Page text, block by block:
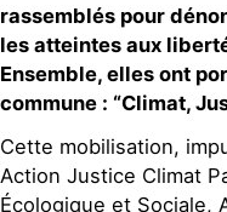
rassemblés pour
les atteintes aux
Ensemble, elles ont
commune : “Climat,
Cette mobilisation,
Action Justice Climat
Écologique et Sociale,